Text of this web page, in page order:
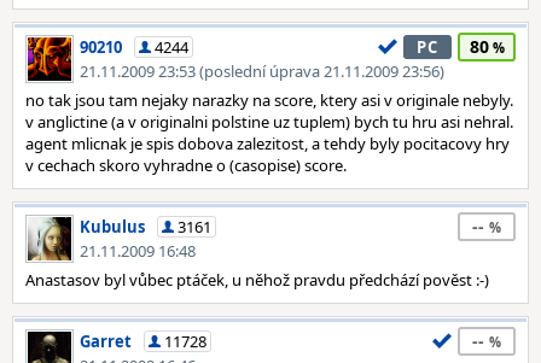
90210
4244
21.11.2009 23:53 (poslední úprava 21.11.2009 23:56)
PC 80
no tak jsou tam nejaky narazky na score, ktery asi v originale nebyly.
v anglictine (a v originalni polstine uz tuplem) bych tu hru asi nehral.
agent mlicnak je spis dobova zalezitost, a tehdy byly pocitacovy hry
v cechach skoro vyhradne o (casopise) score.
Kubulus
3161
21.11.2009 16:48
--
Anastasov byl vůbec ptáček, u něhož pravdu předchází pověst :-)
Garret
11728
--